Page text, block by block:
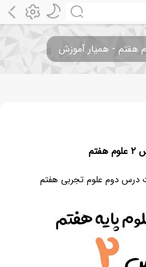
درس دوم علوم تجربی هفتم